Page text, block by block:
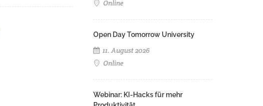
Online
Open Day Tomorrow University
11. August 2026
Online
Webinar: KI-Hacks für mehr